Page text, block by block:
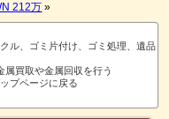
212万 »
ル、ゴミ片付け、ゴミ処理、遺品
買取や金属回収を行う
プページに戻る